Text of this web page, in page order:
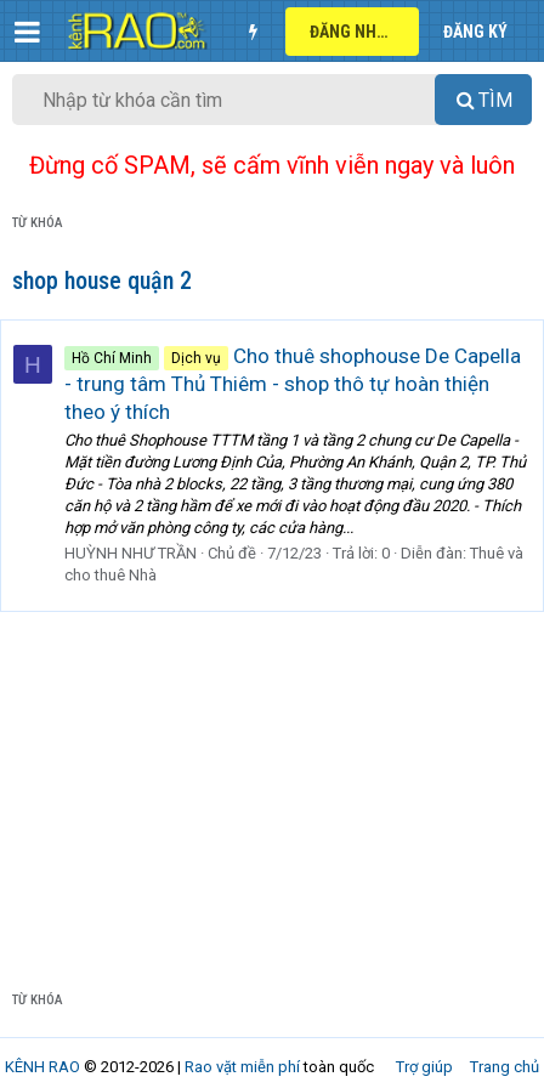
ĐĂNG NHẬP ĐĂNG KÝ
TÌM
Đừng cố SPAM, sẽ cấm vĩnh viễn ngay và luôn
TỪ KHÓA
shop house quận 2
H Hồ Chí Minh Dịch vụ
Cho thuê shophouse De Capella
- trung tâm Thủ Thiêm - shop thô tự hoàn thiện
theo ý thích
Cho thuê Shophouse TTTM tầng 1 và tầng 2 chung cư De Capella -
Mặt tiền đường Lương Định Của, Phường An Khánh, Quận 2, TP. Thủ
Đức - Tòa nhà 2 blocks, 22 tầng, 3 tầng thương mại, cung ứng 380
căn hộ và 2 tầng hầm để xe mới đi vào hoạt động đầu 2020. - Thích
hợp mở văn phòng công ty, các cửa hàng...
HUỲNH NHƯ TRẦN
Chủ đề 7/12/23 Trả lời: 0 Diễn đàn: Thuê và
cho thuê Nhà
TỪ KHÓA
Trợ giúp Trang chủ
KÊNH RAO © 2012-2026 | Rao vặt miễn phítoàn quốc